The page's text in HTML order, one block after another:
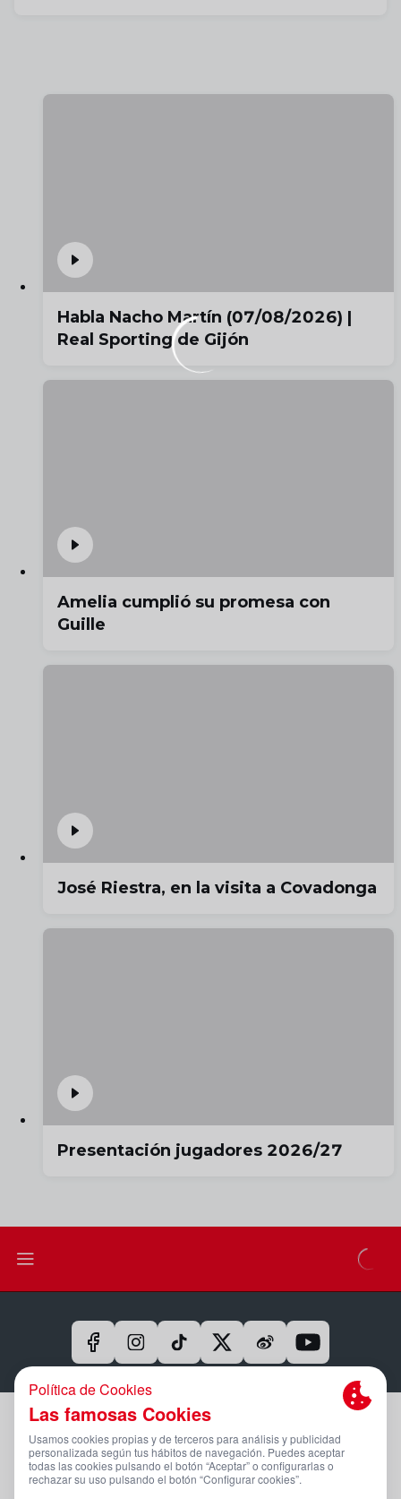
Habla Nacho Martín (07/08/2026) |
Real Sporting de Gijón
Amelia cumplió su promesa con
Guille
José Riestra, en la visita a Covadonga
Presentación jugadores 2026/27
Aviso Legal Y Condiciones De Uso
Política De Privacidad